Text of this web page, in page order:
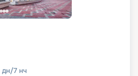
дн/7 нч